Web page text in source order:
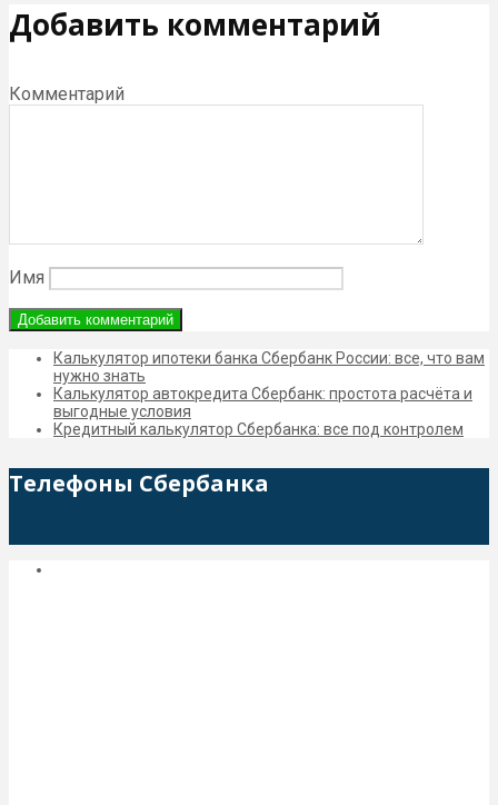
Добавить комментарий
Комментарий
Имя
Калькулятор ипотеки банка Сбербанк России: все, что вам
нужно знать
Калькулятор автокредита Сбербанк: простота расчёта и
выгодные условия
Кредитный калькулятор Сбербанка: все под контролем
Телефоны Сбербанка